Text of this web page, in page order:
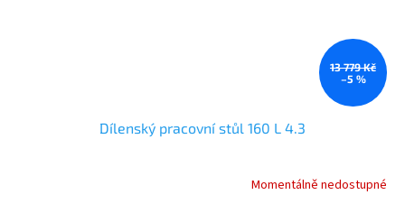
13 779 Kč
–5 %
Dílenský pracovní stůl 160 L 4.3
Momentálně nedostupné